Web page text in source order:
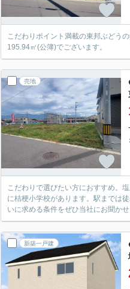
こだわりポイント満載の東邦ぶどう
195.94㎡(公簿)でございます。
売地
こだわりで選びたい方におすすめ。
に桔梗小学校があります。駅までは
いに求める条件をぜひ当社にお聞か
新築一戸建